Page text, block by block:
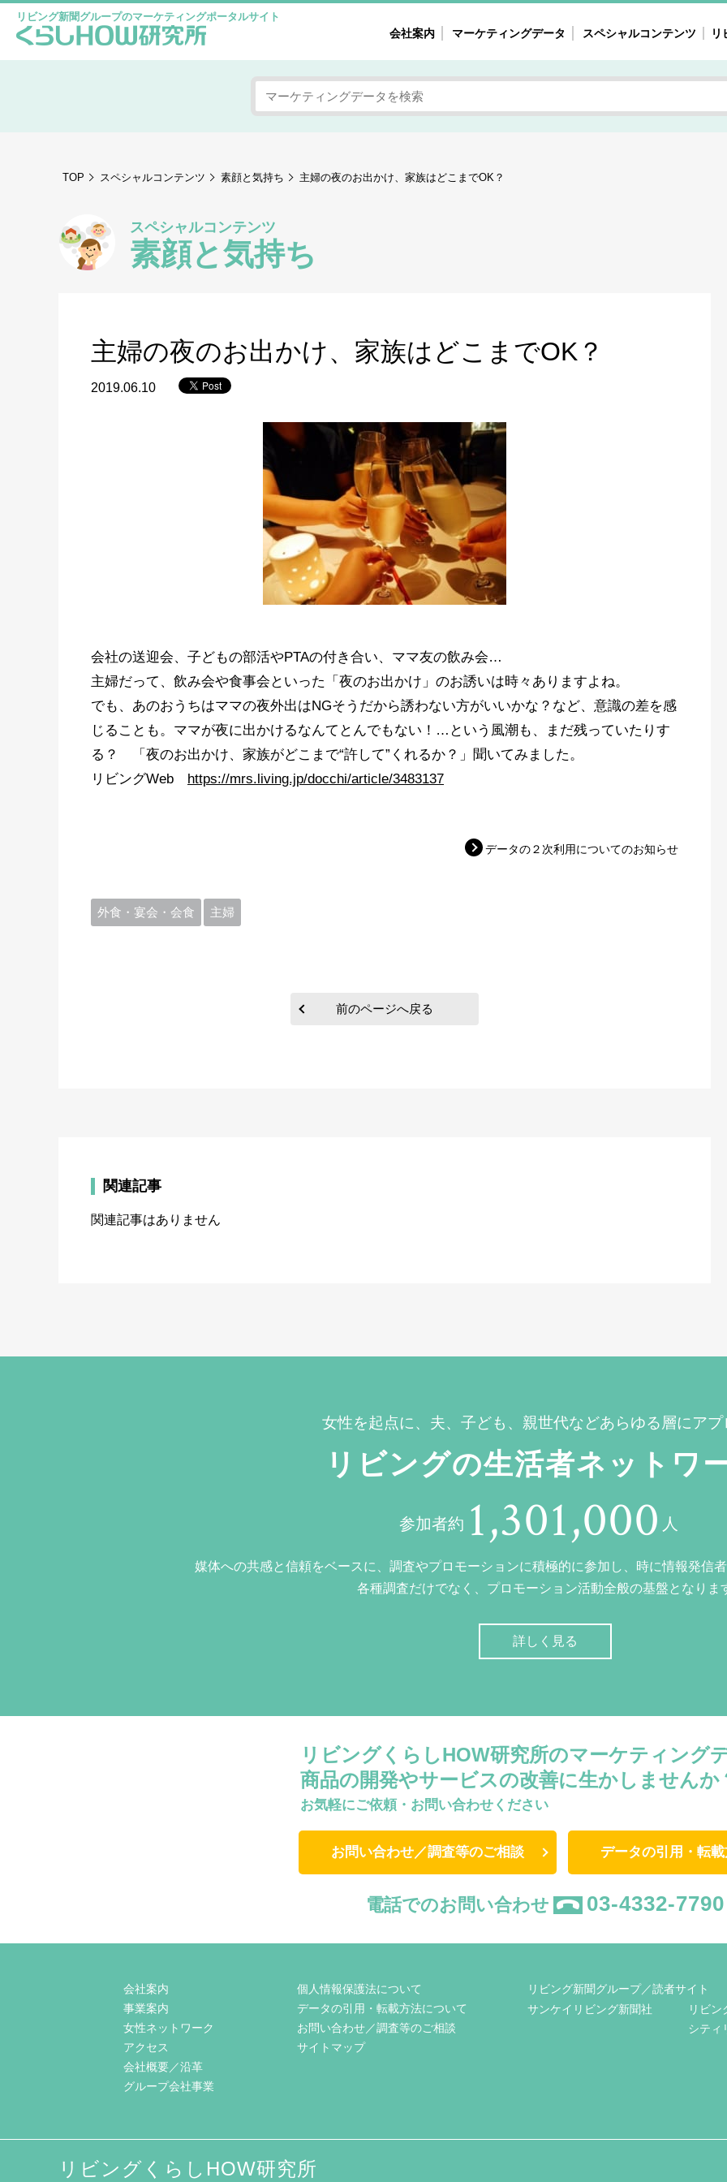
リビング新聞グループのマーケティングポータルサイト
会社案内 マーケティングデータ スペシャルコンテンツ
女性の気持ちと消費がリアルに見える
自主調査レポート
注目タ
40'
リ
TOP スペシャルコンテンツ 素顔と気持ち 主婦の夜のお出かけ、家族はどこまでOK？
スペシャルコンテンツ
素顔と気持ち
主婦の夜のお出かけ、家族はどこまでOK？
2019.06.10
会社の送迎会、子どもの部活やPTAの付き合い、ママ友の飲み会…
主婦だって、飲み会や食事会といった「夜のお出かけ」のお誘いは時々ありますよね。
でも、あのおうちはママの夜外出はNGそうだから誘わない方がいいかな？など、意識の差を感
じることも。ママが夜に出かけるなんてとんでもない！…という風潮も、まだ残っていたりす
る？ 「夜のお出かけ、家族がどこまで“許して”くれるか？」聞いてみました。
リビングWeb https://mrs.living.jp/docchi/article/3483137
データの２次利用についてのお知らせ
外食・宴会・会食 主婦
前のページへ戻る
関連記事
関連記事はありません
女性を起点に、夫、子ども、親世代などあらゆる層にアプ
リビングの生活者ネットワ
参加者約 1,301,000 人
媒体への共感と信頼をベースに、調査やプロモーションに積極的に参加し、時に情報発信
各種調査だけでなく、プロモーション活動全般の基盤となりま
詳しく見る
リビングくらしHOW研究所のマーケティング
商品の開発やサービスの改善に生かしませんか
お気軽にご依頼・お問い合わせください
お問い合わせ／調査等のご相談 データの引用・転
電話でのお問い合わせ 03-4332-7790
会社案内
事業案内
女性ネットワーク
アクセス
会社概要／沿革
グループ会社事業
個人情報保護法について
データの引用・転載方法について
お問い合わせ／調査等のご相談
サイトマップ
リビング新聞グループ／読者サイト
サンケイリビング新聞社
リビン
シティ
リビングくらしHOW研究所